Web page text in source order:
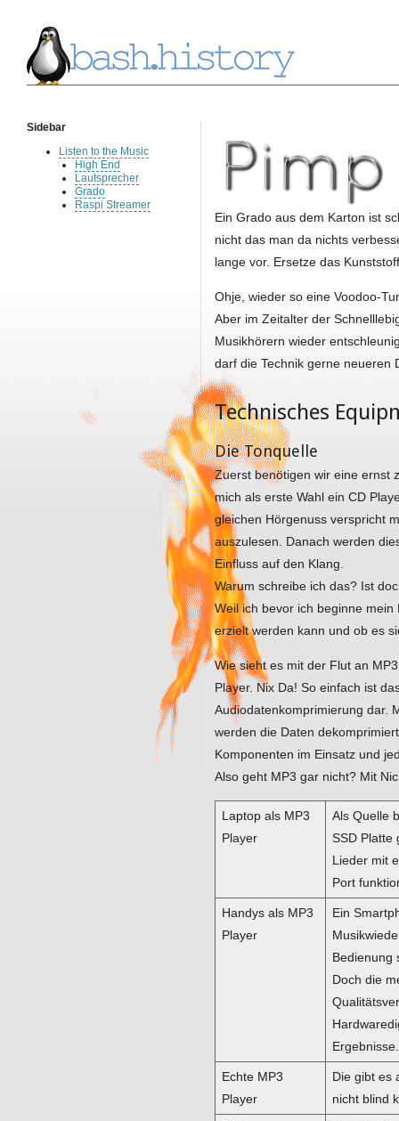
Sidebar
Listen to the Music
High End
Lautsprecher
Grado
Raspi Streamer
Ein Grado aus dem Karton ist
nicht das man da nichts
lange vor. Ersetze das
Ohje, wieder so eine Voodoo-
Aber im Zeitalter der
Musikhörern wieder
darf die Technik gerne neueren
Technisches
Die Tonquelle
Zuerst benötigen wir eine ernst
mich als erste Wahl ein CD
gleichen Hörgenuss verspricht
auszulesen. Danach werden
Einfluss auf den Klang.
Warum schreibe ich das? Ist
Weil ich bevor ich beginne
erzielt werden kann und ob es
Wie sieht es mit der Flut an
Player. Nix Da! So einfach ist
Audiodatenkomprimierung dar.
werden die Daten
Komponenten im Einsatz und
Also geht MP3 gar nicht? Mit
Laptop als MP3
Player
Als Quelle
SSD Platte
Lieder mit
Port
Handys als MP3
Player
Ein
Bedienung
Doch die
Ergebnisse.
Echte MP3
Player
Die gibt es
nicht blind